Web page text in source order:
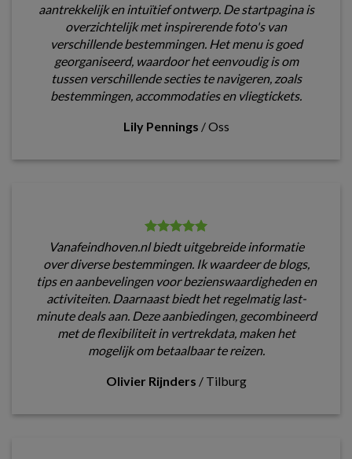
aantrekkelijk en intuïtief ontwerp. De startpagina is
overzichtelijk met inspirerende foto's van
verschillende bestemmingen. Het menu is goed
georganiseerd, waardoor het eenvoudig is om
tussen verschillende secties te navigeren, zoals
bestemmingen, accommodaties en vliegtickets.
Lily Pennings /Oss
Vanafeindhoven.nl biedt uitgebreide informatie
over diverse bestemmingen. Ik waardeer de blogs,
tips en aanbevelingen voor bezienswaardigheden en
activiteiten. Daarnaast biedt het regelmatig last-
minute deals aan. Deze aanbiedingen, gecombineerd
met de flexibiliteit in vertrekdata, maken het
mogelijk om betaalbaar te reizen.
Olivier Rijnders / Tilburg